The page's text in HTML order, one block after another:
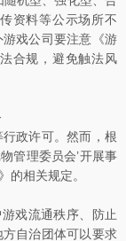
资料等公示场所不
戏公司要注意《游
合规，避免触法风
政许可。然而，根
管理委员会’开展事
的相关规定。
戏流通秩序、防止
自治团体可以要求